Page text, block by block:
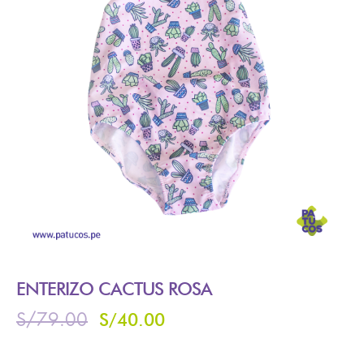
ENTERIZO CACTUS ROSA
S/79.00 S/40.00